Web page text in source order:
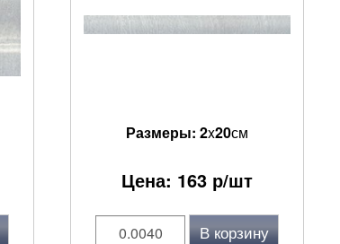
Размеры: 2x20см
Цена: 163 р/шт
В корзину